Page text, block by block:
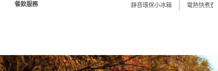
餐飲服務 靜音環保小冰箱 電熱快煮壺